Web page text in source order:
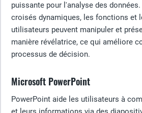
puissante pour l'analyse des
croisés dynamiques, les fonctions et
utilisateurs peuvent manipuler et
manière révélatrice, ce qui améliore
processus de décision.
Microsoft PowerPoint
PowerPoint aide les utilisateurs à